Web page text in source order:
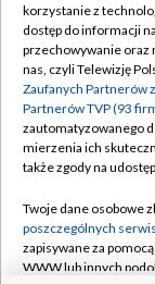
Abonament
Emisja w TVP
Centrum
Naziemna
Rada
System NOS
korzystanie z
dostęp do informacji
przechowywanie oraz
nas, czyli Telewizję
Zaufanych Partnerów
Partnerów TVP (93
zautomatyzowanego
mierzenia ich
także zgody na
Twoje dane osobowe
poszczególnych
zapisywane za
WWW lub innych